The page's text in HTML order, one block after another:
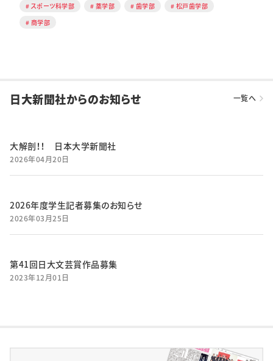
スポーツ科学部
薬学部 歯学部
松戸歯学部
商学部
日大新聞社からのお知らせ 一覧へ
大解剖！！ 日本大学新聞社
2026年04月20日
2026年度学生記者募集のお知らせ
2026年03月25日
第41回日大文芸賞作品募集
2023年12月01日